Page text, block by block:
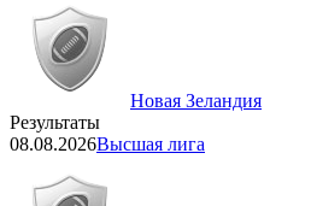
Новая Зеландия
Результаты
08.08.2026Высшая лига